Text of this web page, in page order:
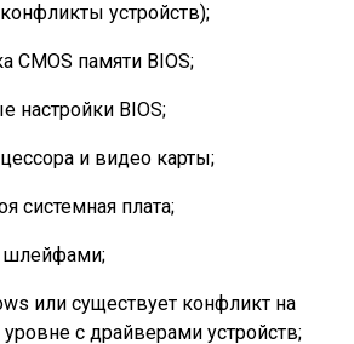
устройств);
CMOS памяти BIOS;
настройки BIOS;
и видео карты;
системная плата;
или существует конфликт на
с драйверами устройств;